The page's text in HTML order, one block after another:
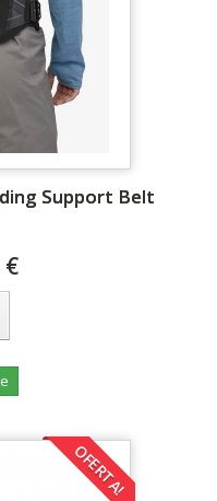
Support Belt
€
OFERTA!